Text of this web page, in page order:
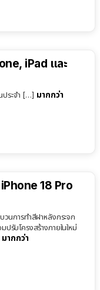
iPad และ
ประจำ […] มากกว่า
18 Pro
นการทำสีฝาหลังกระจก
รับโครงสร้างภายในใหม่
มากกว่า